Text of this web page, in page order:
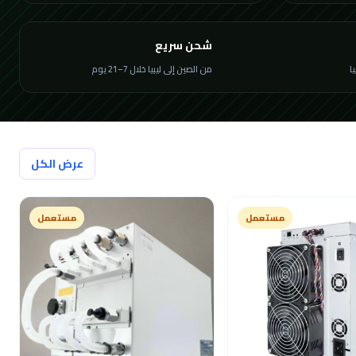
شحن سريع
من الصين إلى ليبيا خلال 7–21 يوم
عرض الكل
مستعمل مستعمل